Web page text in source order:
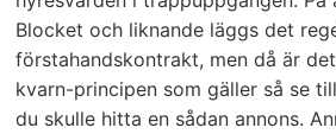
Blocket och liknande läggs det
förstahandskontrakt, men då är
kvarn-principen som gäller så se
du skulle hitta en sådan annons.